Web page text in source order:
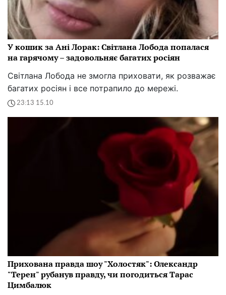
У кошик за Ані Лорак: Світлана Лобода попалася
на гарячому – задовольняє багатих росіян
Світлана Лобода не змогла приховати, як розважає
багатих росіян і все потрапило до мережі.
23:13 15.10
Прихована правда шоу "Холостяк": Олександр
"Терен" рубанув правду, чи погодиться Тарас
Цимбалюк